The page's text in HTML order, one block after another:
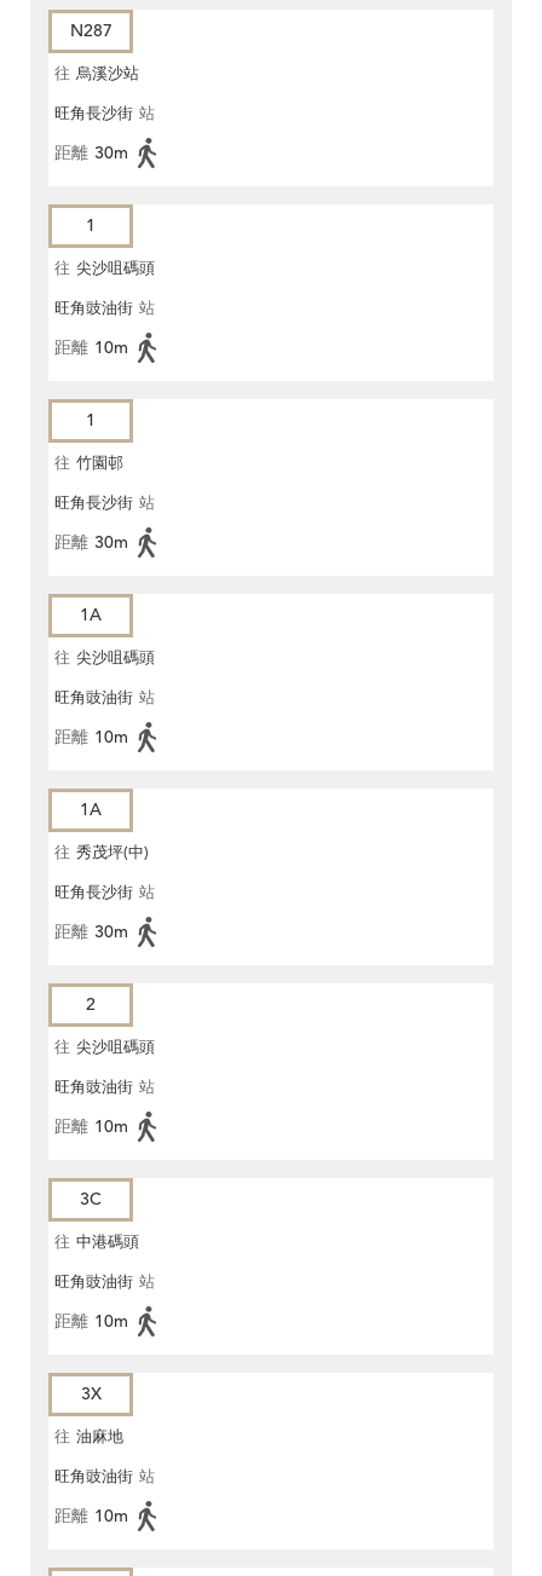
N287
往 烏溪沙站
旺角長沙街 站
距離 30m
1
往 尖沙咀碼頭
旺角豉油街 站
距離 10m
1
往 竹園邨
旺角長沙街 站
距離 30m
1A
往 尖沙咀碼頭
旺角豉油街 站
距離 10m
1A
往 秀茂坪(中)
旺角長沙街 站
距離 30m
2
往 尖沙咀碼頭
旺角豉油街 站
距離 10m
3C
往 中港碼頭
旺角豉油街 站
距離 10m
3X
往 油麻地
旺角豉油街 站
距離 10m